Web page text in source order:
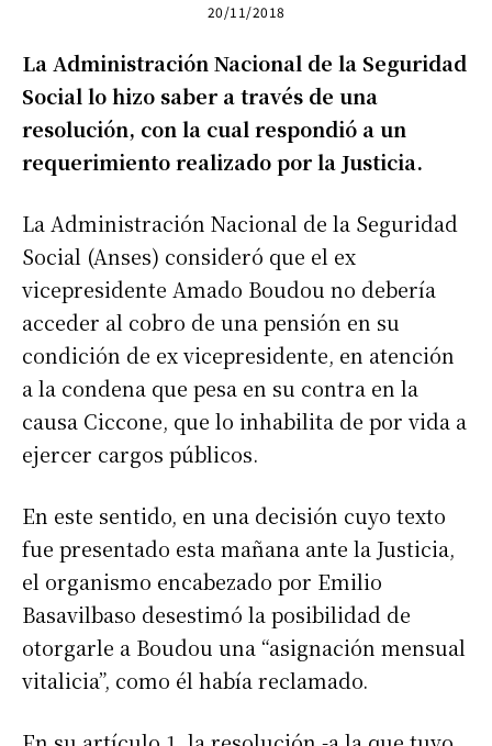
20/11/2018
La Administración Nacional de la Seguridad
Social lo hizo saber a través de una
resolución, con la cual respondió a un
requerimiento realizado por la Justicia.
La Administración Nacional de la Seguridad
Social (Anses) consideró que el ex
vicepresidente Amado Boudou no debería
acceder al cobro de una pensión en su
condición de ex vicepresidente, en atención
a la condena que pesa en su contra en la
causa Ciccone, que lo inhabilita de por vida a
ejercer cargos públicos.
En este sentido, en una decisión cuyo texto
fue presentado esta mañana ante la Justicia,
el organismo encabezado por Emilio
Basavilbaso desestimó la posibilidad de
otorgarle a Boudou una “asignación mensual
vitalicia”, como él había reclamado.